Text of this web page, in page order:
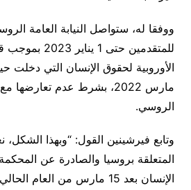
ووفقا له، ستواصل النيابة العامة
للمتقدمين حتى 1
مارس 2022، بشرط عدم
الروسي.
وتابع فيرشينين القول: “وبهذا الشكل،
المتعلقة بروسيا والصادرة عن
الإنسان بعد 15 مارس من العام